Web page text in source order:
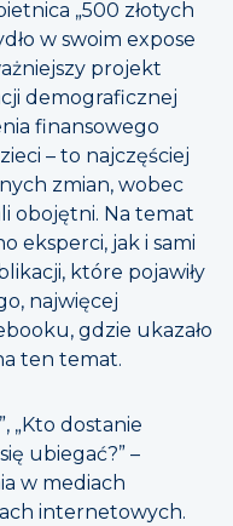
„500 złotych
w swoim expose
projekt
demograficznej
finansowego
– to najczęściej
zmian, wobec
obojętni. Na temat
eksperci, jak i sami
które pojawiły
najwięcej
gdzie ukazało
ten temat.
„Kto dostanie
ubiegać?” –
w mediach
internetowych.